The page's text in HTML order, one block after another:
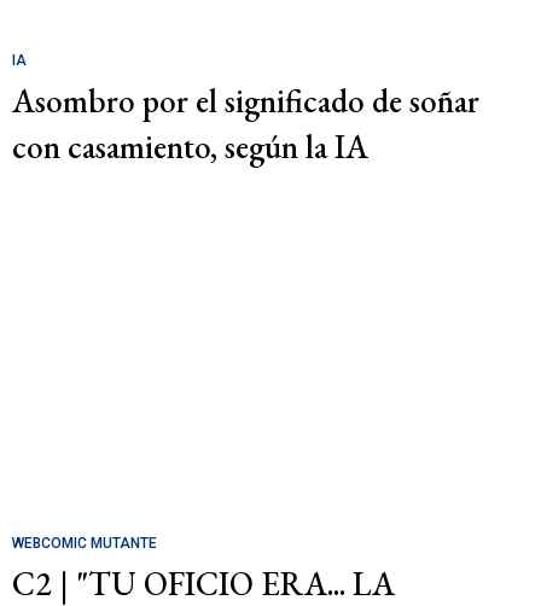
IA
Asombro por el significado de soñar
con casamiento, según la IA
WEBCOMIC MUTANTE
C2 | "TU OFICIO ERA... LA